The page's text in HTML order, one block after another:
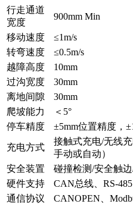
行走通道
宽度
900mm Min
移动速度
≤1m/s
转弯速度
≤0.5m/s
越障高度
10mm
过沟宽度
30mm
离地间隙
30mm
爬坡能力
＜5°
停车精度
±5mm位置精度，
充电方式
接触式充电/无线
手动或自动）
安全装置
碰撞检测/安全触
硬件支持
CAN总线、RS-
通信协议
CANOPEN、